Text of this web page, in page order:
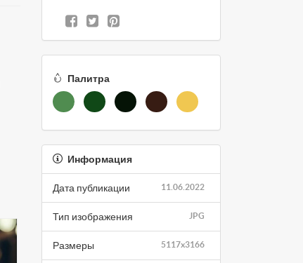
Палитра
Информация
11.06.2022
Дата публикации
JPG
Тип изображения
5117x3166
Размеры